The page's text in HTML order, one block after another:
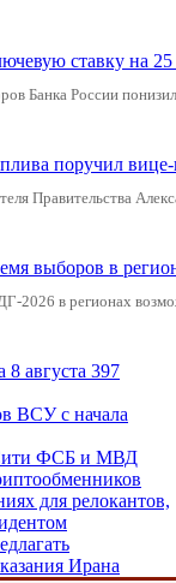
ставку на
Банка России
поручил
Правительства
выборов в
в регионах
августа 397
ВСУ с начала
ФСБ и МВД
для релокантов,
Ирана